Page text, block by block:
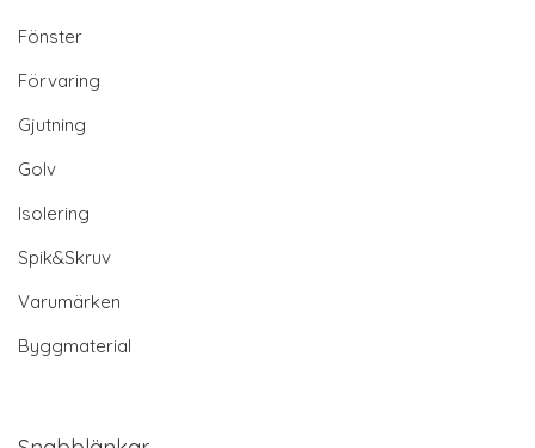
Fönster
Förvaring
Gjutning
Golv
Isolering
Spik&Skruv
Varumärken
Byggmaterial